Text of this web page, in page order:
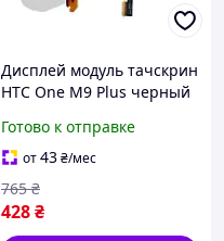
Дисплей модуль тачскрин
HTC One M9 Plus черный
Готово к отправке
от43₴/мес
428₴
765 ₴